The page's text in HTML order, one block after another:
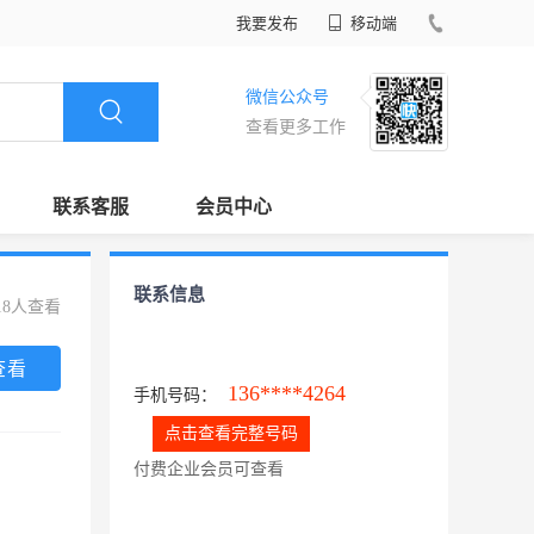
我要发布 移动端
微信公众号
查看更多工作
联系客服 会员中心
人查看
看
联系信息
手机号码： 136****4264
点击查看完整号码
付费企业会员可查看